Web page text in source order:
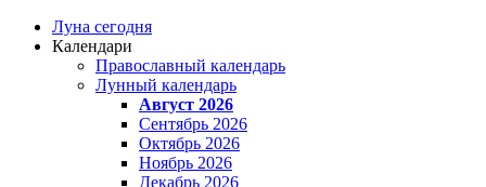
Луна сегодня
Календари
Православный календарь
Лунный календарь
Август 2026
Сентябрь 2026
Октябрь 2026
Ноябрь 2026
Декабрь 2026